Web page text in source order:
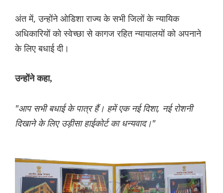
अंत में, उन्होंने ओडिशा राज्य के सभी जिलों के न्यायिक
अधिकारियों को स्वेच्छा से कागज रहित न्यायालयों को अपनाने
के लिए बधाई दी।
उन्होंने कहा,
"आप सभी बधाई के पात्र हैं। हमें एक नई दिशा, नई रोशनी
दिखाने के लिए उड़ीसा हाईकोर्ट का धन्यवाद।"